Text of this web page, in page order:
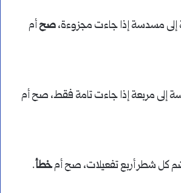
إلى مسدسة إذا جاءت مجزوءة،صحأم
إلى مربعة إذا جاءت تامة فقط، صح أم
كل شطر أربع تفعيلات، صح أمخطأ.